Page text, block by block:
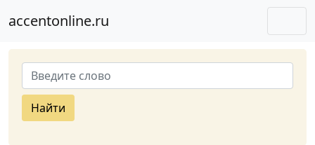
accentonline.ru
Найти